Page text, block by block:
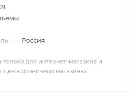
— Россия
только для интернет-магазина и
цен в розничных магазинах